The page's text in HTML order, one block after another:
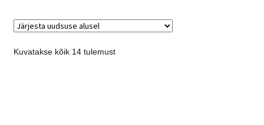
Kuvatakse kõik 14 tulemust